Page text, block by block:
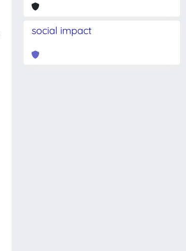
social impact